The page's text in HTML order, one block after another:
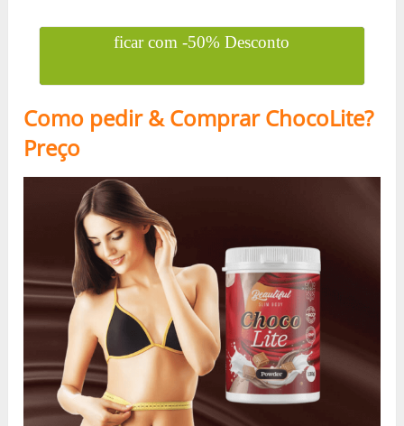
ficar com -50% Desconto
Como pedir & Comprar ChocoLite?
Preço